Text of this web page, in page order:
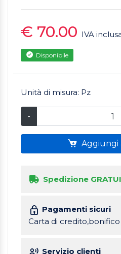
€ 70.00 IVA
Disponibile
Unità di misura: Pz
-
Aggiungi
Spedizione
Pagamenti sicuri
Carta di
Servizio clienti